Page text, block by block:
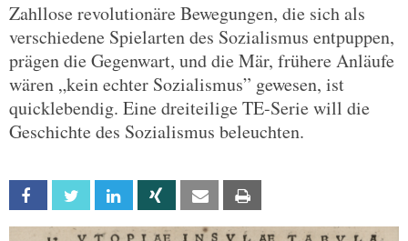
Zahllose revolutionäre Bewegungen, die sich als
verschiedene Spielarten des Sozialismus entpuppen,
prägen die Gegenwart, und die Mär, frühere Anläufe
wären „kein echter Sozialismus” gewesen, ist
quicklebendig. Eine dreiteilige TE-Serie will die
Geschichte des Sozialismus beleuchten.
Facebook Twitter Linkedin Xing Email